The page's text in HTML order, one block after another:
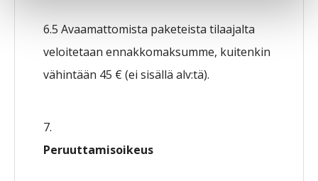
6.5 Avaamattomista paketeista tilaajalta
veloitetaan ennakkomaksumme, kuitenkin
vähintään 45 € (ei sisällä alv:tä).
Peruuttamisoikeus